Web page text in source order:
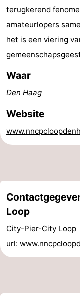
Surfen
Eten
en
Evenementen
Forum
Route
-
Nieuws
Medische
adressen
Regio
Noord-
Natuur
-
terugkerend
amateurlopers
het is een viering
Waar
Den Haag
Website
Loop
City-Pier-City Loop
url: